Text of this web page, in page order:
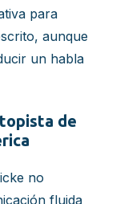
para
aunque
un habla
de
no
fluida